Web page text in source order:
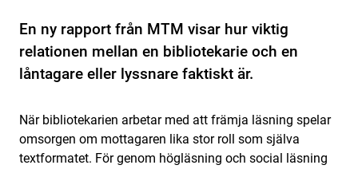
En ny rapport från MTM visar hur viktig
relationen mellan en bibliotekarie och en
låntagare eller lyssnare faktiskt är.
När bibliotekarien arbetar med att främja läsning spelar
omsorgen om mottagaren lika stor roll som själva
textformatet. För genom högläsning och social läsning